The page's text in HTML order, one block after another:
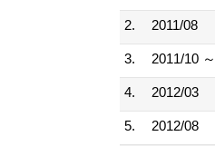
2. 2011/08
3. 2011/10
4. 2012/03
5. 2012/08